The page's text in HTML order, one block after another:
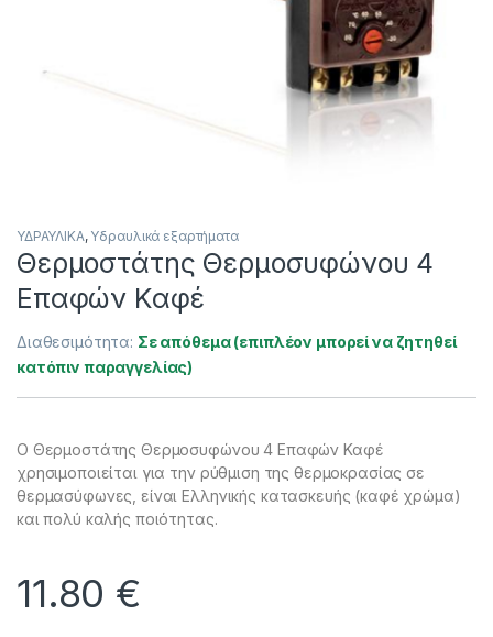
ΥΔΡΑΥΛΙΚΑ, Υδραυλικά εξαρτήματα
Θερμοστάτης Θερμοσυφώνου 4
Επαφών Καφέ
Διαθεσιμότητα: Σε απόθεμα (επιπλέον μπορεί να ζητηθεί
κατόπιν παραγγελίας)
Ο Θερμοστάτης Θερμοσυφώνου 4 Επαφών Καφέ
χρησιμοποιείται για την ρύθμιση της θερμοκρασίας σε
θερμασύφωνες, είναι Ελληνικής κατασκευής (καφέ χρώμα)
και πολύ καλής ποιότητας.
11.80 €